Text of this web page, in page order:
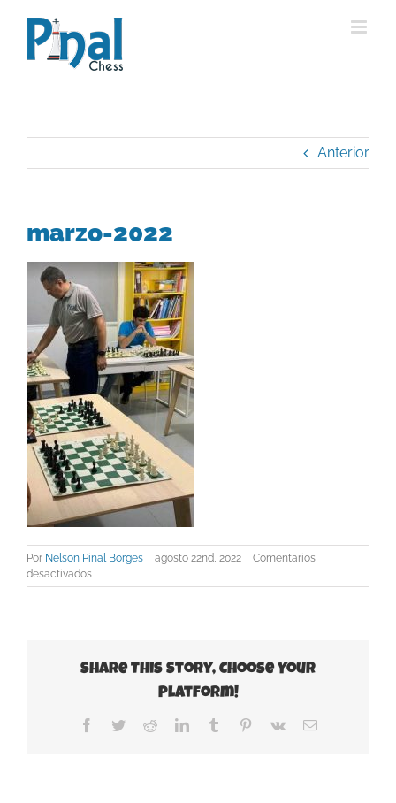
contenido
Anterior
marzo-2022
Por Nelson Pinal Borges | agosto 22nd, 2022 | Comentarios
desactivadosen
marzo-
Share This Story, Choose Your
Platform!
Facebook
TwitterRedditLinkedInTumblr Pinterest
Vk
Correo